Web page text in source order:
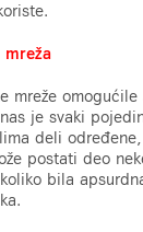
mreža
mreže
je svaki
deli
postati deo
bila